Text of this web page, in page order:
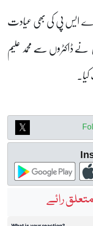
اے ایس پی کی بھی عیادت
ڈاکٹروں سے محمد علیم
رائے